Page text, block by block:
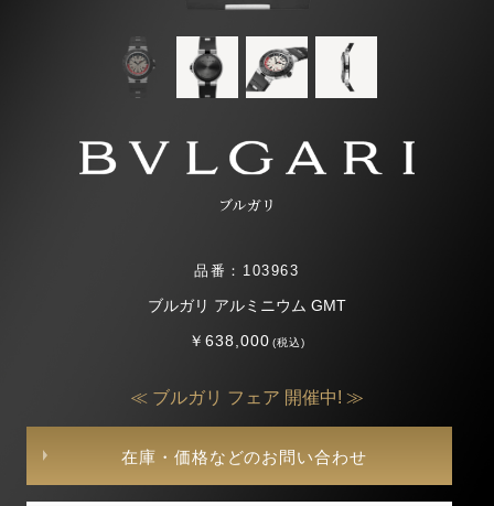
ブルガリ
品番：103963
ブルガリ アルミニウム GMT
￥638,000(税込)
≪ ブルガリ フェア 開催中! ≫
在庫・価格などのお問い合わせ